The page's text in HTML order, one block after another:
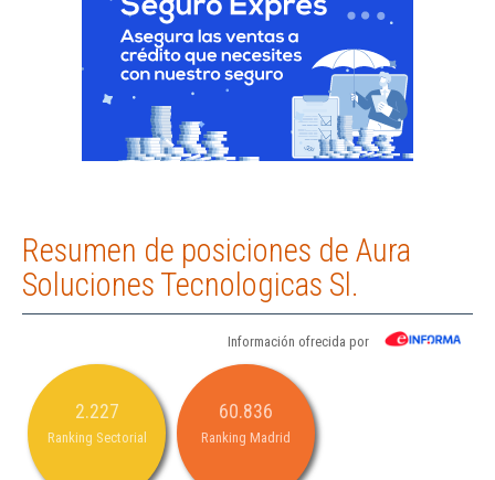
Resumen de posiciones de Aura
Soluciones Tecnologicas Sl.
Información ofrecida por
2.227
Ranking Sectorial
60.836
Ranking Madrid